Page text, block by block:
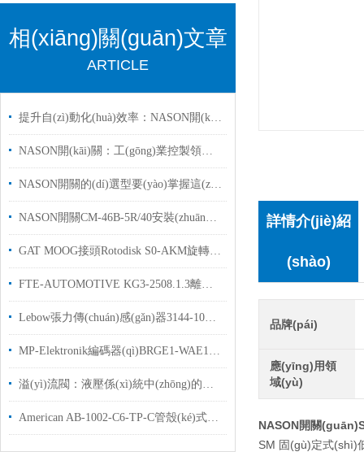
相(xiāng)關(guān)文章
ARTICLE
提升自(zì)動化(huà)效率：NASON開(kāi)關在(zài)工業(yè)控製(zhì)中(zhōng)的應用
NASON開(kāi)關：工(gōng)業控製領域(yù)的可靠(kào)夥伴(bàn)
NASON開關的(dí)選型要(yào)掌握這(zhè)些知(zhī)識(shí)
NASON開關CM-46B-5R/40安裝(zhuāng)尺(chǐ)寸圖(tú)CM係(xì)列開(kāi)關
GAT MOOG接頭Rotodisk S0-AKM旋轉接頭(tóu)技術參(cān)數
FTE-AUTOMOTIVE KG3-2508.1.3離合(hé)器用於汽車(chē)行(háng)業
Lebow張力傳(chuán)感(gǎn)器3144-10K訂貨(huò)周期4個月(yuè)左右(yòu)可推薦替代(dài)型(xíng)號(hào)
MP-Elektronik編碼器(qì)BRGE1-WAE12-OP技術規(guī)格(gé)
溢(yì)流閥：液壓係(xì)統中(zhōng)的壓力(lì)守(shǒu)護者
American AB-1002-C6-TP-C管殼(ké)式換(huàn)熱器(qì)技術(shù)資料
詳情介(jiè)紹
(shào)
品牌(pái)
應(yīng)用領
域(yù)
NASON開關
SM 固(gù)定式(shì)